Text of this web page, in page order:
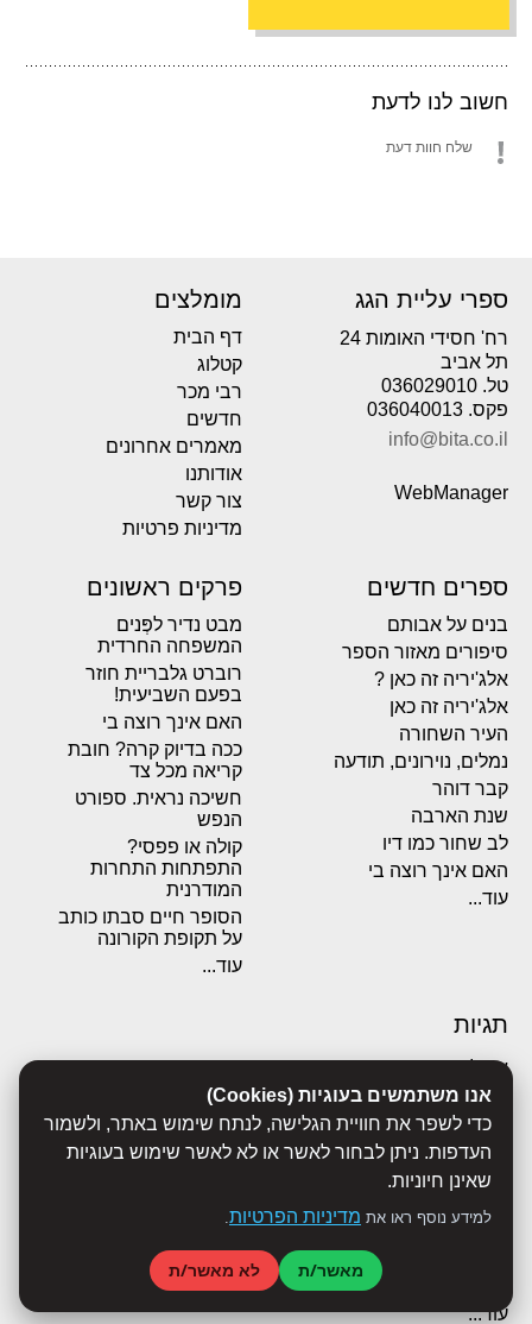
אנו משתמשים בעוגיות (Cookies)
כדי לשפר את חוויית הגלישה, לנתח שימוש באתר, ולשמור
העדפות. ניתן לבחור לאשר או לא לאשר שימוש בעוגיות
שאינן חיוניות.
למידע נוסף ראו את מדיניות הפרטיות.
מאשר/ת לא מאשר/ת
חשוב לנו לדעת
שלח חוות דעת
ספרי עליית הגג
רח' חסידי האומות 24
תל אביב
טל. 036029010
פקס. 036040013
info@bita.co.il
WebManager
מומלצים
דף הבית
קטלוג
רבי מכר
חדשים
מאמרים אחרונים
אודותנו
צור קשר
מדיניות פרטיות
ספרים חדשים
בנים על אבותם
סיפורים מאזור הספר
אלג'יריה זה כאן ?
אלג'יריה זה כאן
העיר השחורה
נמלים, נוירונים, תודעה
קבר דוהר
שנת הארבה
לב שחור כמו דיו
האם אינך רוצה בי
עוד...
פרקים ראשונים
מבט נדיר לפְּנים
המשפחה החרדית
רוברט גלבריית חוזר
בפעם השביעית!
האם אינך רוצה בי
ככה בדיוק קרה? חובת
קריאה מכל צד
חשיכה נראית. ספורט
הנפש
קולה או פפסי?
התפתחות התחרות
המודרנית
הסופר חיים סבתו כותב
על תקופת הקורונה
עוד...
תגיות
אבולוציה
אכסדרה
אנשים
ביוגרפיות
ביולוגיה
ג'רונימו סטילטון
עוד...